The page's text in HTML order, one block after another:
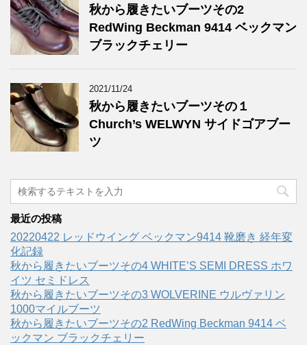
秋から履きたいブーツその2
RedWing Beckman 9414 ベックマン
ブラックチェリー
2021/11/24
秋から履きたいブーツその１
Church’s WELWYN サイドゴアブー
ツ
最近の投稿
20220422 レッドウイング ベックマン9414 靴磨き 経年変
化記録
秋から履きたいブーツその4 WHITE’S SEMI DRESS ホワ
イツ セミドレス
秋から履きたいブーツその3 WOLVERINE ウルヴァリン
1000マイルブーツ
秋から履きたいブーツその2 RedWing Beckman 9414 ベ
ックマン ブラックチェリー